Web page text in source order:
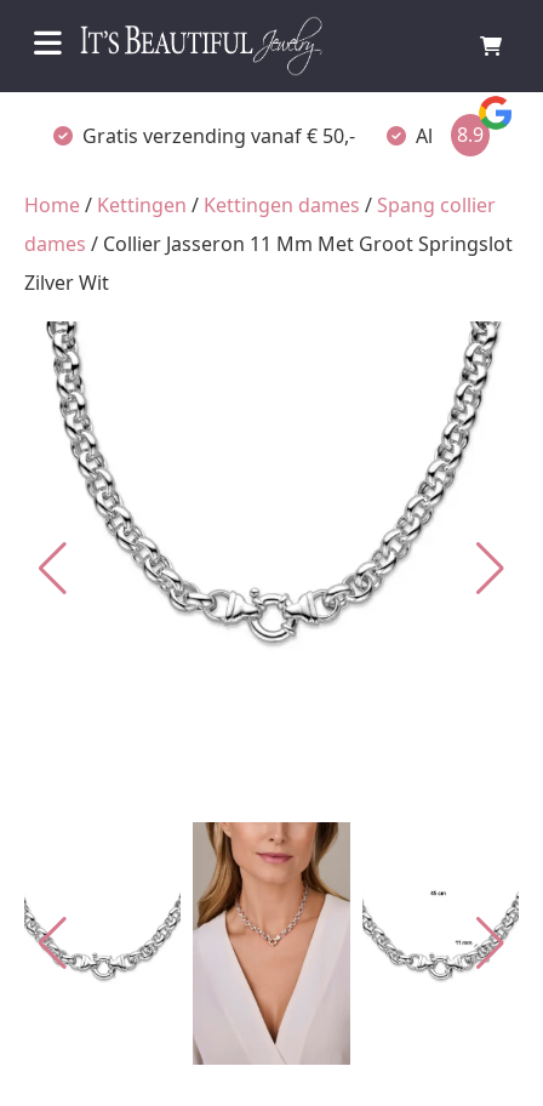
Gratis verzending vanaf € 50,- Altijd verpakt
8.9
Home/ Kettingen / Kettingen dames / Spang collier
dames / Collier Jasseron 11 Mm Met Groot Springslot
Zilver Wit